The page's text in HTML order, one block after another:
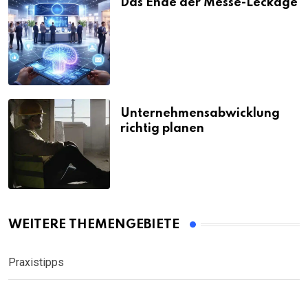
Das Ende der Messe-Leckage
Unternehmensabwicklung
richtig planen
WEITERE THEMENGEBIETE
Praxistipps